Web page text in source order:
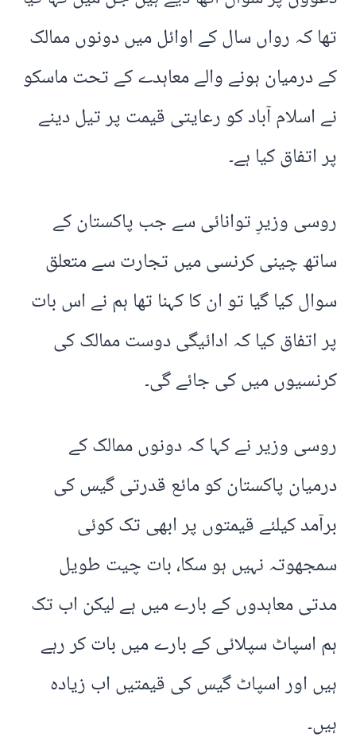
تھا کہ رواں سال کے اوائل میں دونوں ممالک
کے درمیان ہونے والے معاہدے کے تحت ماسکو
نے اسلام آباد کو رعایتی قیمت پر تیل دینے
پر اتفاق کیا ہے۔
روسی وزیرِ توانائی سے جب پاکستان کے
ساتھ چینی کرنسی میں تجارت سے متعلق
سوال کیا گیا تو ان کا کہنا تھا ہم نے اس بات
پر اتفاق کیا کہ ادائیگی دوست ممالک کی
کرنسیوں میں کی جائے گی۔
روسی وزیر نے کہا کہ دونوں ممالک کے
درمیان پاکستان کو مائع قدرتی گیس کی
برآمد کیلئے قیمتوں پر ابھی تک کوئی
سمجھوتہ نہیں ہو سکا، بات چیت طویل
مدتی معاہدوں کے بارے میں ہے لیکن اب تک
ہم اسپاٹ سپلائی کے بارے میں بات کر رہے
ہیں اور اسپاٹ گیس کی قیمتیں اب زیادہ
ہیں۔